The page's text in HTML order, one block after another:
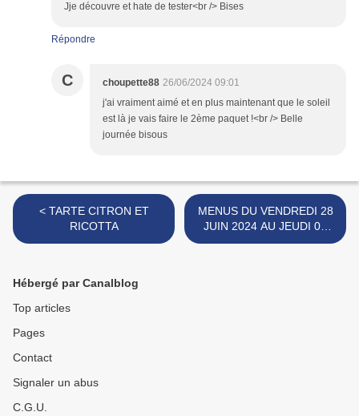
Jje découvre et hate de tester<br /> Bises
Répondre
C choupette88 26/06/2024 09:01
j'ai vraiment aimé et en plus maintenant que le soleil
est là je vais faire le 2ème paquet !<br /> Belle
journée bisous
< TARTE CITRON ET
RICOTTA
MENUS DU VENDREDI 28
JUIN 2024 AU JEUDI 04
JUILLET 2024 >
Hébergé par Canalblog
Top articles
Pages
Contact
Signaler un abus
C.G.U.